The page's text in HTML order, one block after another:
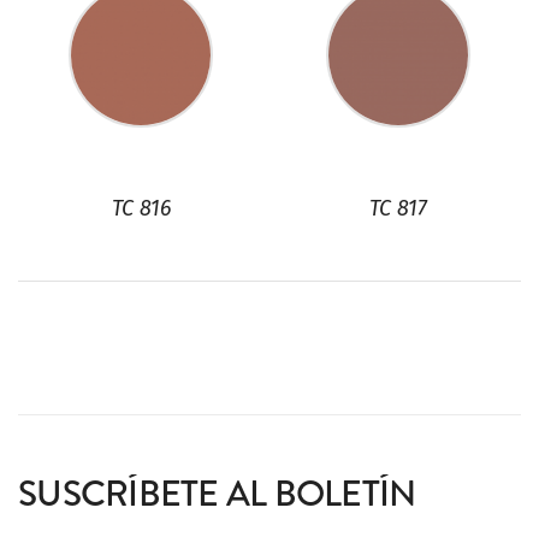
TC 816 TC 817
SUSCRÍBETE AL BOLETÍN